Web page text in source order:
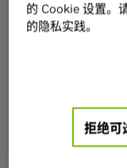
虚拟工作站
的 Cookie 设置。
的隐私实践。
拒绝可